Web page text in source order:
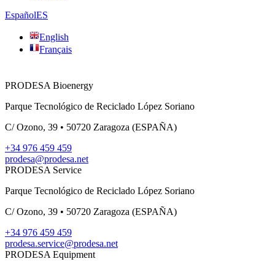
EspañolES
English
Français
PRODESA Bioenergy
Parque Tecnológico de Reciclado López Soriano
C/ Ozono, 39 • 50720 Zaragoza (ESPAÑA)
+34 976 459 459
prodesa@prodesa.net
PRODESA Service
Parque Tecnológico de Reciclado López Soriano
C/ Ozono, 39 • 50720 Zaragoza (ESPAÑA)
+34 976 459 459
prodesa.service@prodesa.net
PRODESA Equipment